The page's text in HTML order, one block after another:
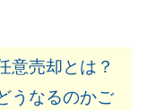
意売却とは？
うなるのかご